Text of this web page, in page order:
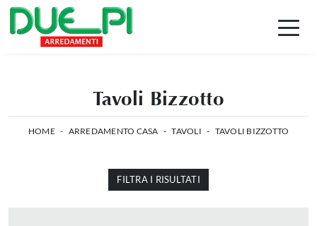
Tavoli Bizzotto
HOME - ARREDAMENTO CASA - TAVOLI - TAVOLI BIZZOTTO
FILTRA I RISULTATI